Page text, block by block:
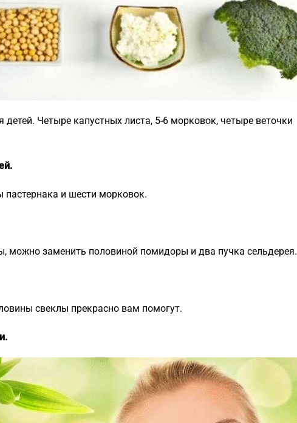
детей. Четыре капустных листа, 5-6 морковок, четыре веточки
и шести морковок.
можно заменить половиной помидоры и два пучка сельдерея.
свеклы прекрасно вам помогут.